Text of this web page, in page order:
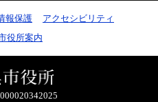
報保護
アクセシビリティ
役所案内